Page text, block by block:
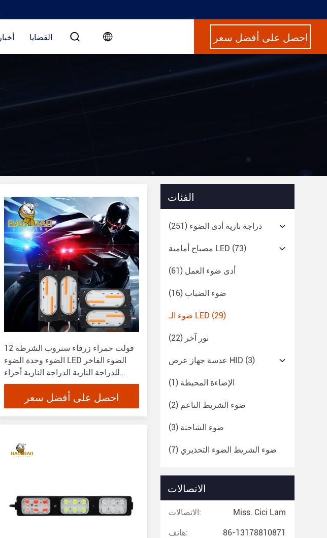
أخبار القضايا احصل على أفضل سعر
12 فولت حمراء زرقاء ستروب الشرطة
الضوء وحدة الضوء LED الضوء الفاخر
للدراجة النارية الدراجة النارية أجزاء
الديكور
احصل على أفضل سعر
الفئات
دراجة نارية أدى الضوء (251)
مصباح أمامية LED (73)
أدى ضوء العمل (61)
ضوء الضباب (16)
ضوء الـ LED (29)
نور آخر (22)
عدسة جهاز عرض HID (3)
الإضاءة المحيطة (1)
ضوء الشريط الناعم (2)
ضوء الشاحنة (3)
ضوء الشريط الضوء التحذيري (7)
الاتصالات
الاتصالات: Miss. Cici Lam
هاتف: 86-13178810871